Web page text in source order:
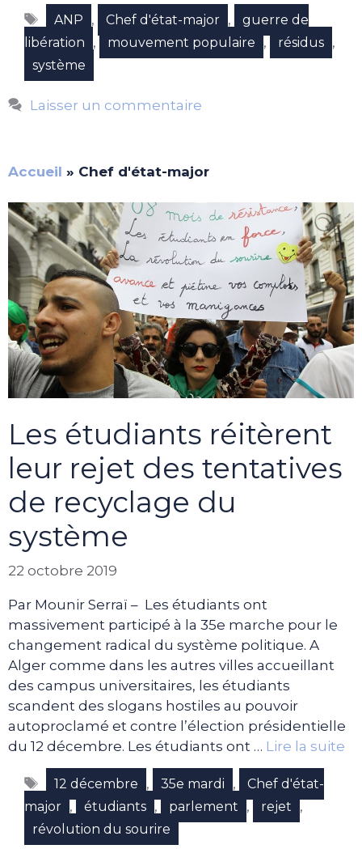
Étiquettes
ANP , Chef d'état-major ,
guerre de
libération
, mouvement populaire , résidus ,
système
Laisser un commentaire
Accueil » Chef d'état-major
Les étudiants réitèrent
leur rejet des tentatives
de recyclage du
système
22 octobre 2019
Par Mounir Serraï – Les étudiants ont
massivement participé à la 35e marche pour le
changement radical du système politique. A
Alger comme dans les autres villes accueillant
des campus universitaires, les étudiants
scandent des slogans hostiles au pouvoir
autoproclamé et contre l’élection présidentielle
du 12 décembre. Les étudiants ont … Lire la suite
Étiquettes
12 décembre , 35e mardi ,
Chef d'état-
major , étudiants , parlement , rejet ,
révolution du sourire